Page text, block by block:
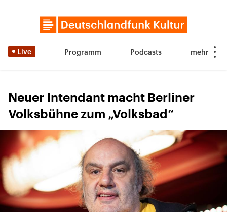
Live Programm Podcasts
Neuer Intendant macht Berliner
Volksbühne zum „Volksbad“